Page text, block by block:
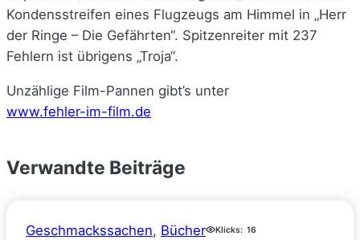
Kondensstreifen eines Flugzeugs am Himmel in „Herr
der Ringe – Die Gefährten“. Spitzenreiter mit 237
Fehlern ist übrigens „Troja“.
Unzählige Film-Pannen gibt’s unter
www.fehler-im-film.de
Verwandte Beiträge
Geschmackssachen, Bücher Klicks: 16